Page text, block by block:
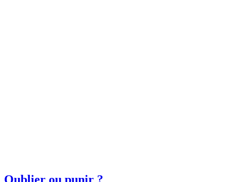
Oublier ou punir ?